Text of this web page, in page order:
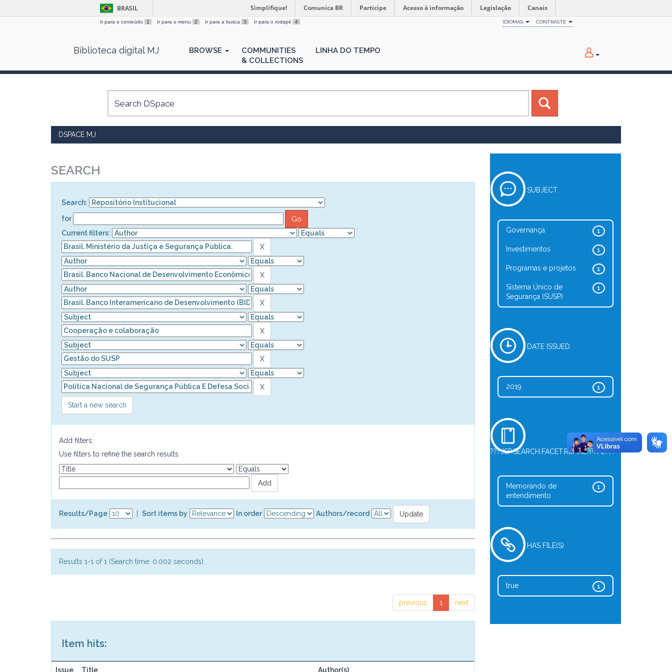
BRASIL Simplifique! Comunica BR Participe Acesso à informação Legislação Canais
Ir para o conteúdo 1 Ir para o menu 2 Ir para a busca 3 Ir para o rodapé 4 IDIOMAS CONTRASTE
Biblioteca digital MJ BROWSE
COMMUNITIES
& COLLECTIONS
LINHA DO TEMPO
DSPACE MJ
SEARCH
Search:
for
Current filters:
Start a new search
Add filters:
Use filters to refine the search results.
Results/Page Sort items by In order Authors/record
Results 1-1 of 1 (Search time: 0.002 seconds).
previous 1 next
Item hits:
Issue Title Author(s)
SUBJECT
1
Governança
1
Investimentos
1
Programas e projetos
1
Sistema Único de
Segurança (SUSP)
DATE ISSUED
1
2019
???JSP.SEARCH.FACET.REFINE.TYPE???
1
Memorando de
entendimento
HAS FILE(S)
1
true